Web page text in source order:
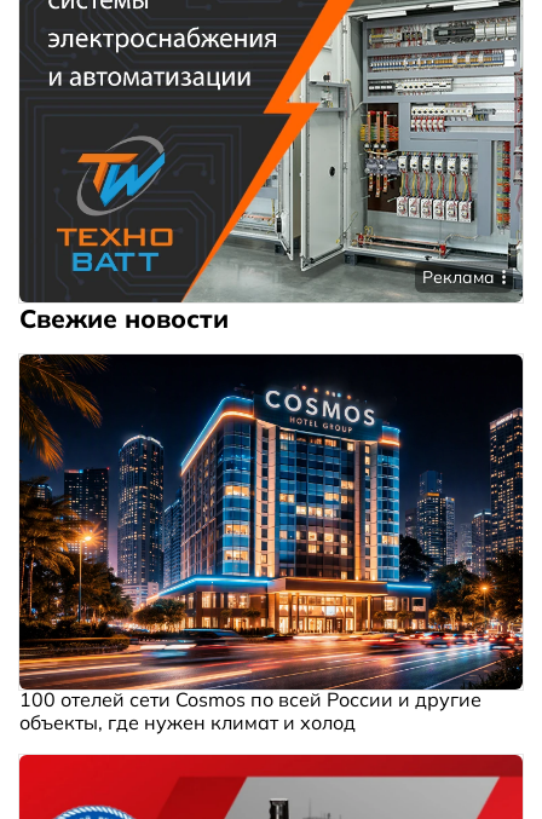
Реклама
Свежие новости
100 отелей сети Cosmos по всей России и другие
объекты, где нужен климат и холод